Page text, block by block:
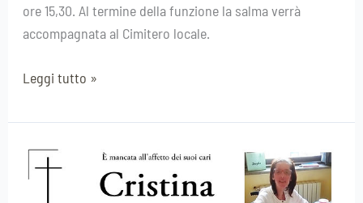
ore 15,30. Al termine della funzione la salma verrà
accompagnata al Cimitero locale.
Leggi tutto »
Cristina
Maggi